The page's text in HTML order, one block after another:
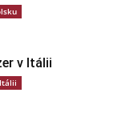
v Itálii